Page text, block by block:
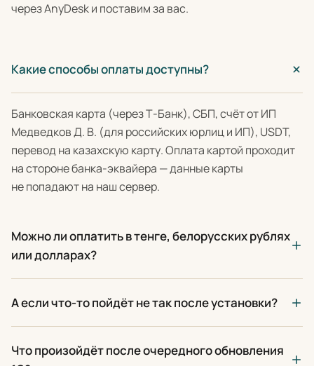
через AnyDesk и поставим за вас.
Какие способы оплаты доступны?
Банковская карта (через Т-Банк), СБП, счёт от ИП
Медведков Д. В. (для российских юрлиц и ИП), USDT,
перевод на казахскую карту. Оплата картой проходит
на стороне банка-эквайера — данные карты
не попадают на наш сервер.
Можно ли оплатить в тенге, белорусских рублях
или долларах?
А если что-то пойдёт не так после установки?
Что произойдёт после очередного обновления